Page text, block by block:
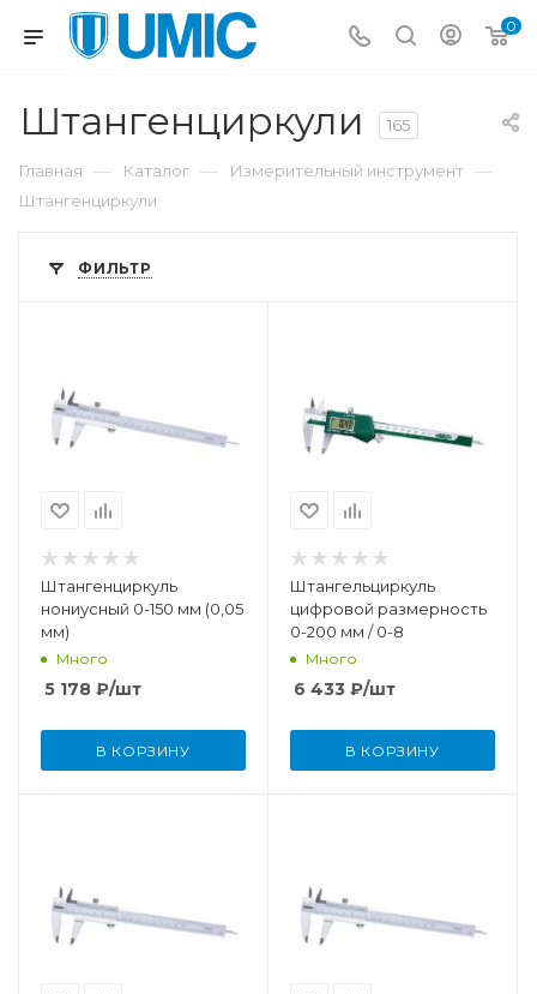
0
Штангенциркули 165
Главная — Каталог — Измерительный инструмент —
Штангенциркули
ФИЛЬТР
Штангенциркуль
нониусный 0-150 мм (0,05
мм)
Много
5 178 ₽/шт
В КОРЗИНУ
Штангельциркуль
цифровой размерность
0-200 мм / 0-8
Много
6 433 ₽/шт
В КОРЗИНУ